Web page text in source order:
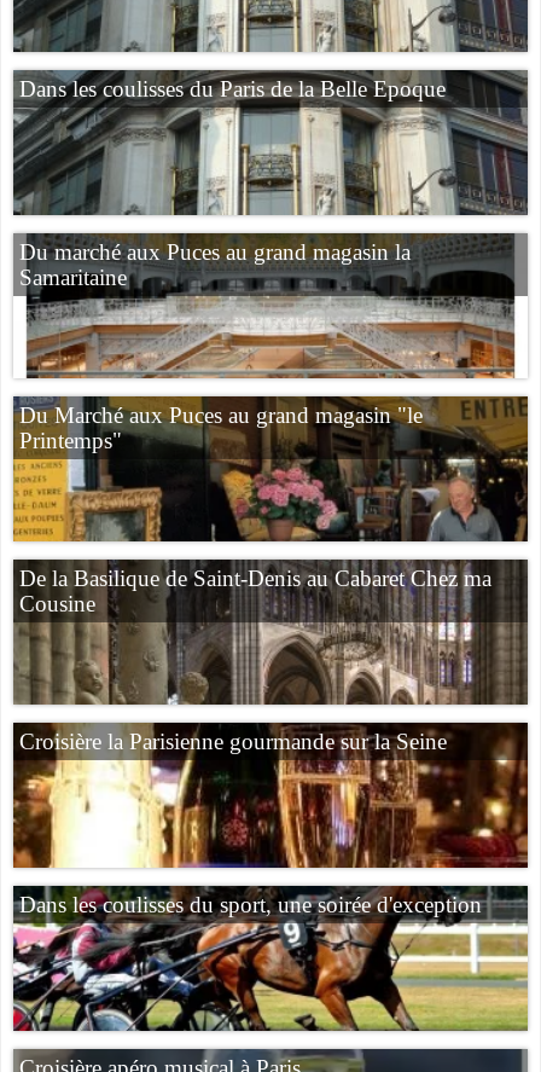
Dans les coulisses du Paris de la Belle Epoque
Du marché aux Puces au grand magasin la
Samaritaine
Du Marché aux Puces au grand magasin "le
Printemps"
De la Basilique de Saint-Denis au Cabaret Chez ma
Cousine
Croisière la Parisienne gourmande sur la Seine
Dans les coulisses du sport, une soirée d'exception